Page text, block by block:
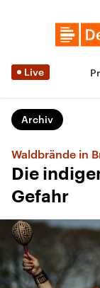
Live
Archiv
Waldbrände in
Die
Gefahr